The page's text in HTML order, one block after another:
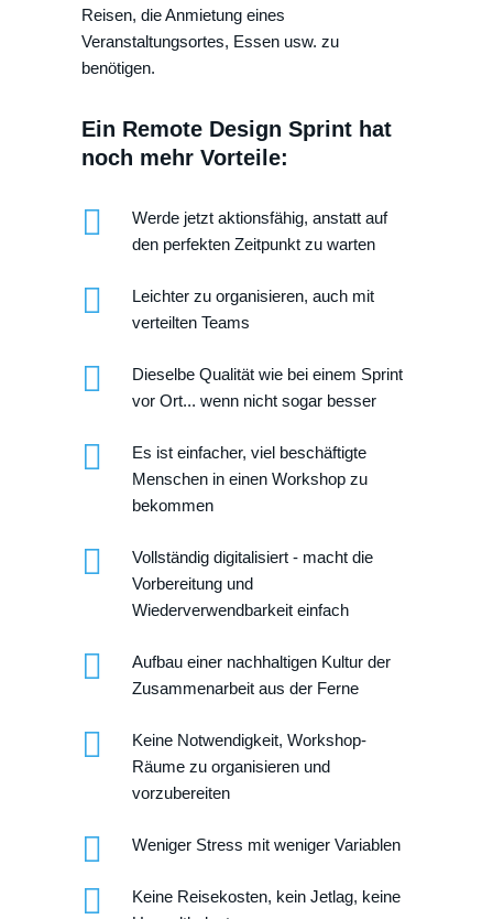
Reisen, die Anmietung eines
Veranstaltungsortes, Essen usw. zu
benötigen.
Ein Remote Design Sprint hat
noch mehr Vorteile:
Werde jetzt aktionsfähig, anstatt auf
den perfekten Zeitpunkt zu warten
Leichter zu organisieren, auch mit
verteilten Teams
Dieselbe Qualität wie bei einem Sprint
vor Ort... wenn nicht sogar besser
Es ist einfacher, viel beschäftigte
Menschen in einen Workshop zu
bekommen
Vollständig digitalisiert - macht die
Vorbereitung und
Wiederverwendbarkeit einfach
Aufbau einer nachhaltigen Kultur der
Zusammenarbeit aus der Ferne
Keine Notwendigkeit, Workshop-
Räume zu organisieren und
vorzubereiten
Weniger Stress mit weniger Variablen
Keine Reisekosten, kein Jetlag, keine